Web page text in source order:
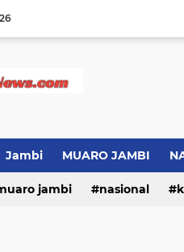
Jambi MUARO JAMBI
jambi nasional